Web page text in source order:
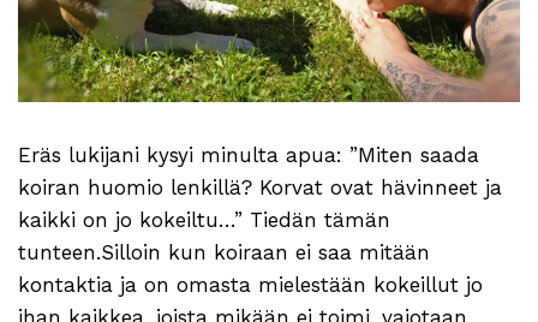
Eräs lukijani kysyi minulta apua: ”Miten saada
koiran huomio lenkillä? Korvat ovat hävinneet ja
kaikki on jo kokeiltu…” Tiedän tämän
tunteen.Silloin kun koiraan ei saa mitään
kontaktia ja on omasta mielestään kokeillut jo
ihan kaikkea, joista mikään ei toimi, vajotaan